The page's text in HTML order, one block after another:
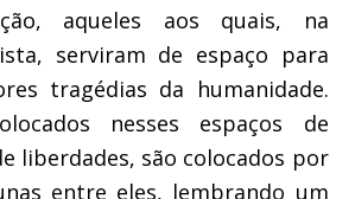
aqueles aos quais, na
serviram de espaço para
tragédias da humanidade.
nesses espaços de
liberdades, são colocados por
entre eles, lembrando um